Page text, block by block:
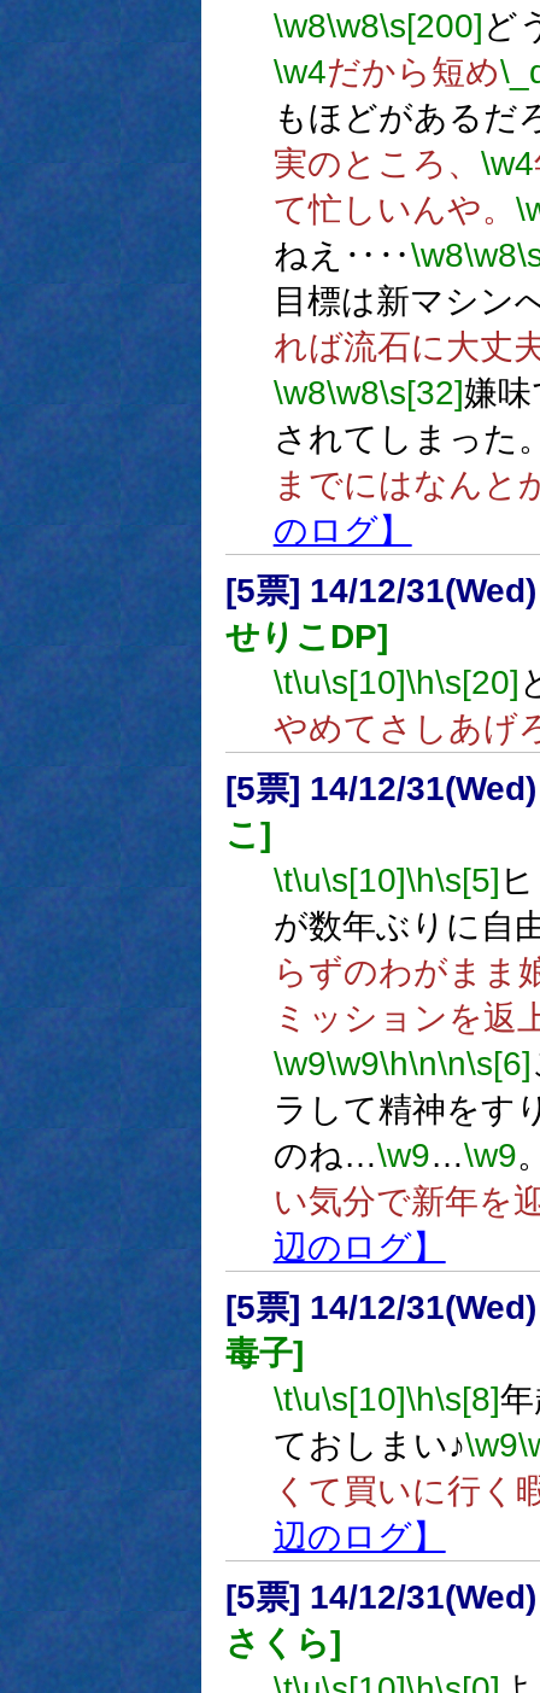
\w8\w8\s[200]ど
\w4だから短め
もほどがあるだ
実のところ、 \w4
て忙しいんや。
ねえ‥‥\w8\w8
目標は新マシン
れば流石に大丈
\w8\w8\s[32]嫌
されてしまった
までにはなんと
のログ】
[5票] 14/12/
せりこDP]
\t\u\s[10]\h\s[20]
やめてさしあげ
[5票] 14/12/
こ]
\t\u\s[10]\h\s[5]
が数年ぶりに自
らずのわがまま
ミッションを返
\w9\w9\h\n\n\s[6]
ラして精神をす
のね…\w9…\w9
い気分で新年を
辺のログ】
[5票] 14/12/
毒子]
\t\u\s[10]\h\s[8]
ておしまい♪\w9
くて買いに行く
辺のログ】
[5票] 14/12/
さくら]